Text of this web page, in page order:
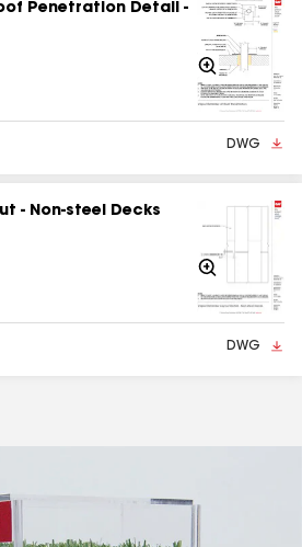
Penetration Detail -
Acercarse
DWG
- Non-steel Decks
Acercarse
DWG